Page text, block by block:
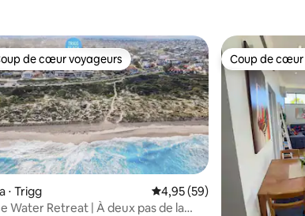
sur la base de 14 commentaires : 5 sur 5
de cœur voyageurs
de cœur voyageurs
⋅ Trigg Évaluation moyenne sur la
4,95 (59)
Water Retreat | À deux pas de la
Coup de cœur
Coup de cœur